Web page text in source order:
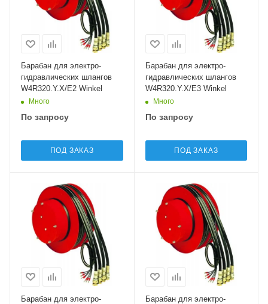
Барабан для электро-
гидравлических шлангов
W4R320.Y.X/E2 Winkel
Много
По запросу
ПОД ЗАКАЗ
Барабан для электро-
гидравлических шлангов
W4R320.Y.X/E3 Winkel
Много
По запросу
ПОД ЗАКАЗ
Барабан для электро-
Барабан для электро-